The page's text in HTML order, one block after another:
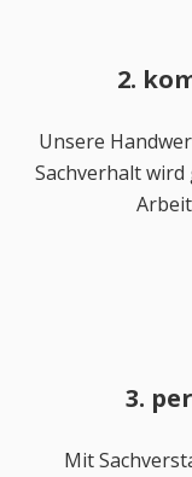
2.
Unsere
Sachverhalt
3.
Mit